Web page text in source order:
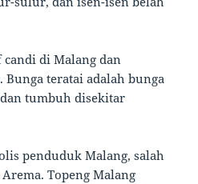
di Malang dan
teratai adalah bunga
tumbuh disekitar
penduduk Malang, salah
Topeng Malang